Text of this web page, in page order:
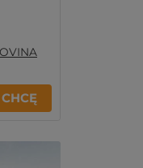
CHCĘ